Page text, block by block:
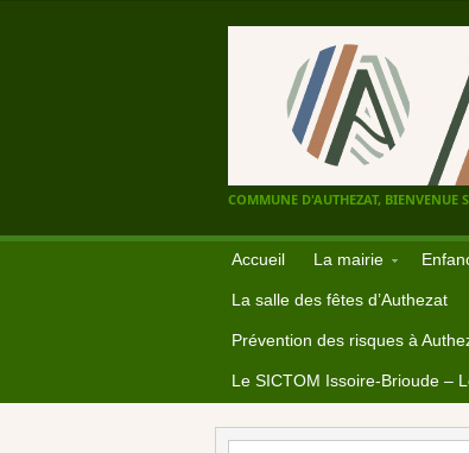
COMMUNE D'AUTHEZAT, BIENVENUE
Accueil La mairie
La salle des fêtes d’Authezat
Prévention des risques à
Le SICTOM Issoire-Brioude –